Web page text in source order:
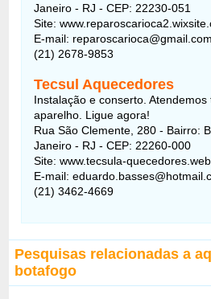
Janeiro - RJ - CEP: 22230-051
Site:
E-mail: reparoscarioca@gmail.com
(21) 2678-9853
Tecsul Aquecedores
Instalação e conserto.
aparelho. Ligue agora!
Rua São Clemente, 280 - Bairro:
Janeiro - RJ - CEP: 22260-000
Site: www.tecsula-
E-mail:
(21) 3462-4669
Pesquisas relacionadas a
botafogo